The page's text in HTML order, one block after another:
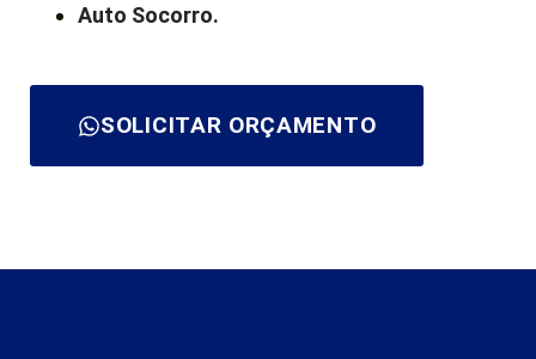
Auto Socorro.
SOLICITAR ORÇAMENTO